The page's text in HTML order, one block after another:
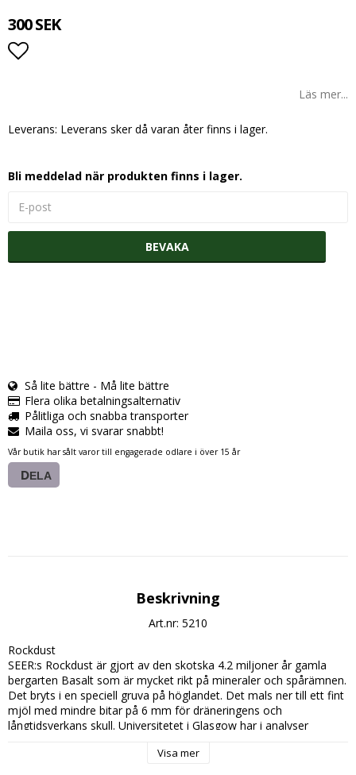
300 SEK
Läs mer...
Leverans: Leverans sker då varan åter finns i lager.
Bli meddelad när produkten finns i lager.
BEVAKA
Så lite bättre - Må lite bättre
Flera olika betalningsalternativ
Pålitliga och snabba transporter
Maila oss, vi svarar snabbt!
Vår butik har sålt varor till engagerade odlare i över 15 år
DELA
Beskrivning
Art.nr: 5210
Rockdust
SEER:s Rockdust är gjort av den skotska 4.2 miljoner år gamla
bergarten Basalt som är mycket rikt på mineraler och spårämnen.
Det bryts i en speciell gruva på höglandet. Det mals ner till ett fint
mjöl med mindre bitar på 6 mm för dräneringens och
långtidsverkans skull. Universitetet i Glasgow har i analyser
som växter, grödor och människan behöver.
Visa mer